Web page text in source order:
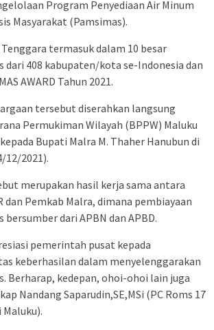
Program Penyediaan Air Minum
Masyarakat (Pamsimas).
termasuk dalam 10 besar
dari 408 kabupaten/kota se-Indonesia dan
AWARD Tahun 2021.
tersebut diserahkan langsung
Permukiman Wilayah (BPPW) Maluku
Bupati Malra M. Thaher Hanubun di
12/2021).
merupakan hasil kerja sama antara
dan Pemkab Malra, dimana pembiayaan
dari APBN dan APBD.
pemerintah pusat kepada
keberhasilan dalam menyelenggarakan
Berharap, kedepan, ohoi-ohoi lain juga
Nandang Saparudin,SE,MSi (PC Roms 17
Maluku).